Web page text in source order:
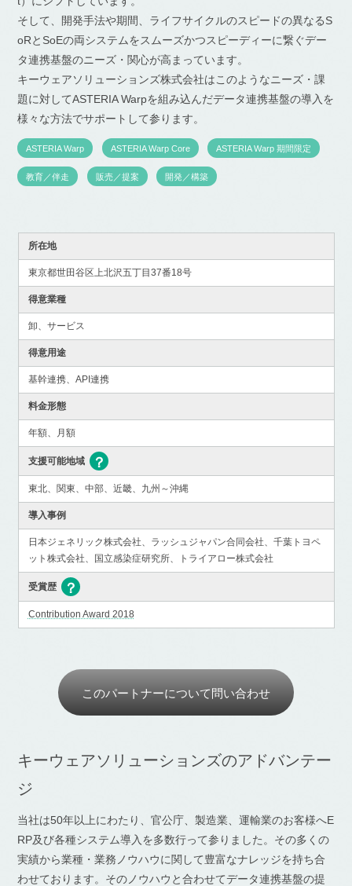
そして、開発手法や期間、ライフサイクルのスピードの異なるS
oRとSoEの両システムをスムーズかつスピーディーに繋ぐデー
タ連携基盤のニーズ・関心が高まっています。
キーウェアソリューションズ株式会社はこのようなニーズ・課
題に対してASTERIA Warpを組み込んだデータ連携基盤の導入を
様々な方法でサポートして参ります。
ASTERIA Warp ASTERIA Warp Core ASTERIA Warp 期間限定
教育／伴走 販売／提案 開発／構築
所在地
東京都世田谷区上北沢五丁目37番18号
得意業種
卸、サービス
得意用途
基幹連携、API連携
料金形態
年額、月額
支援可能地域
東北、関東、中部、近畿、九州～沖縄
導入事例
日本ジェネリック株式会社、ラッシュジャパン合同会社、千葉トヨペ
ット株式会社、国立感染症研究所、トライアロー株式会社
受賞歴
Contribution Award 2018
このパートナーについて問い合わせ
キーウェアソリューションズのアドバンテー
ジ
当社は50年以上にわたり、官公庁、製造業、運輸業のお客様へE
RP及び各種システム導入を多数行って参りました。その多くの
実績から業種・業務ノウハウに関して豊富なナレッジを持ち合
わせております。そのノウハウと合わせてデータ連携基盤の提